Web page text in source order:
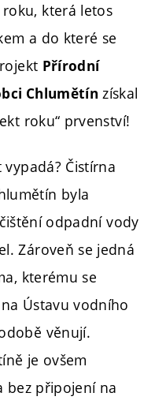
která letos
a do které se
Přírodní
Chlumětín získal
roku“ prvenství!
Čistírna
byla
odpadní vody
Zároveň se jedná
kterému se
Ústavu vodního
věnují.
je ovšem
bez připojení na